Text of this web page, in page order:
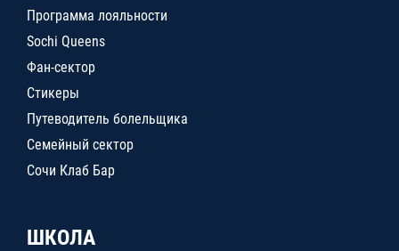
Программа лояльности
Sochi Queens
Фан-сектор
Стикеры
Путеводитель болельщика
Семейный сектор
Сочи Клаб Бар
ШКОЛА